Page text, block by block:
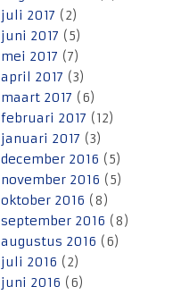
juli 2017 (2)
juni 2017 (5)
mei 2017 (7)
april 2017 (3)
maart 2017 (6)
februari 2017 (12)
januari 2017 (3)
december 2016 (5)
november 2016 (5)
oktober 2016 (8)
september 2016 (8)
augustus 2016 (6)
juli 2016 (2)
juni 2016 (6)